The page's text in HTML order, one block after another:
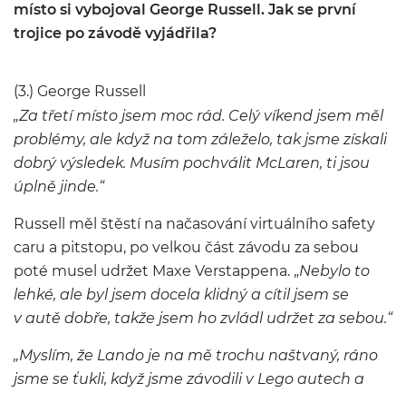
místo si vybojoval George Russell. Jak se první
trojice po závodě vyjádřila?
(3.) George Russell
„Za třetí místo jsem moc rád. Celý víkend jsem měl
problémy, ale když na tom záleželo, tak jsme získali
dobrý výsledek. Musím pochválit McLaren, ti jsou
úplně jinde.“
Russell měl štěstí na načasování virtuálního safety
caru a pitstopu, po velkou část závodu za sebou
poté musel udržet Maxe Verstappena. „Nebylo to
lehké, ale byl jsem docela klidný a cítil jsem se
v autě dobře, takže jsem ho zvládl udržet za sebou.“
„Myslím, že Lando je na mě trochu naštvaný, ráno
jsme se ťukli, když jsme závodili v Lego autech a